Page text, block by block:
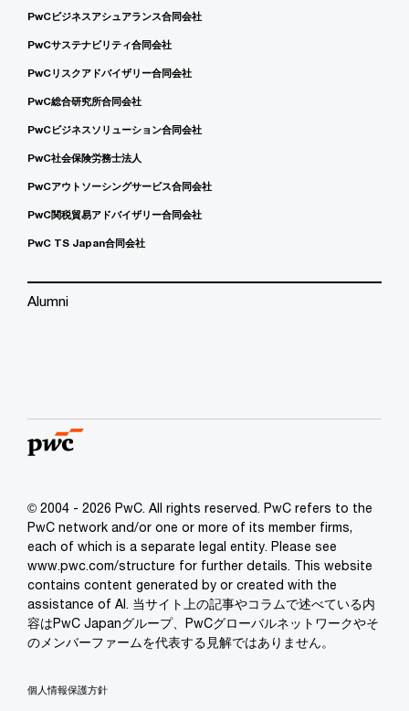
PwCビジネスアシュアランス合同会社
PwCサステナビリティ合同会社
PwCリスクアドバイザリー合同会社
PwC総合研究所合同会社
PwCビジネスソリューション合同会社
PwC社会保険労務士法人
PwCアウトソーシングサービス合同会社
PwC関税貿易アドバイザリー合同会社
PwC TS Japan合同会社
Alumni
© 2004 - 2026 PwC. All rights reserved. PwC refers to the
PwC network and/or one or more of its member firms,
each of which is a separate legal entity. Please see
www.pwc.com/structure for further details. This website
contains content generated by or created with the
assistance of AI. 当サイト上の記事やコラムで述べている内
容はPwC Japanグループ、PwCグローバルネットワークやそ
のメンバーファームを代表する見解ではありません。
個人情報保護方針